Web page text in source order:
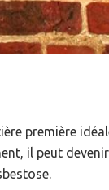
première
il peut devenir